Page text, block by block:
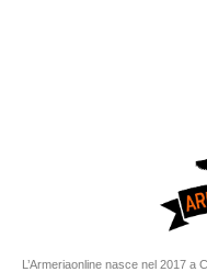
L’Armeriaonline nasce nel 2017 a